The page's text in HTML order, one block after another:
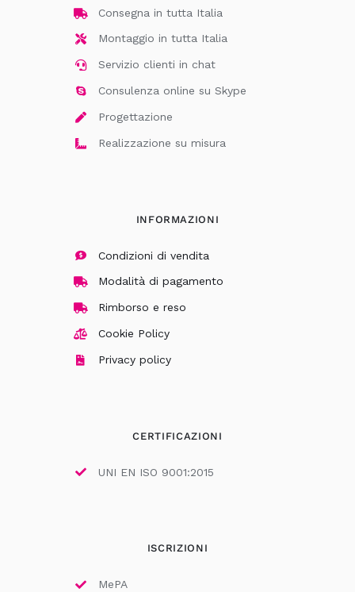
Consegna in tutta Italia
Montaggio in tutta Italia
Servizio clienti in chat
Consulenza online su Skype
Progettazione
Realizzazione su misura
INFORMAZIONI
Condizioni di vendita
Modalità di pagamento
Rimborso e reso
Cookie Policy
Privacy policy
CERTIFICAZIONI
UNI EN ISO 9001:2015
ISCRIZIONI
MePA